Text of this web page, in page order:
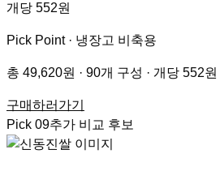
개당 552원
Pick Point · 냉장고 비축용
총 49,620원 · 90개 구성 · 개당 552원
구매하러가기
Pick 09추가 비교 후보